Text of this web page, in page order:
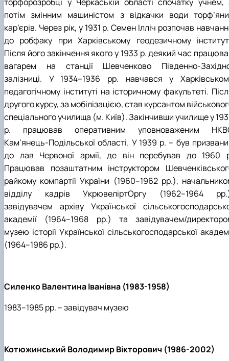
До Дня Державного Прапора України
(23.08.2025)
Ялинкові прикраси (25.12.2024)
1938 рік
1939 рік
1948 рік
1949 рік
1957 рік
1958 рік
1959 рік
1966 рік
1967 рік
1968 рік
1969 рік
1975 рік
1976 рік
1979 рік
1977 рік
торфорозробці у Черкаській області спочатку учнем,
потім змінним машиністом з відкачки води
кар’єрів. Через рік, у 1931 р. Семен Ілліч розпочав
до робфаку при Харківському геодезичному
Після його закінчення якого у 1933 р. деякий час
вагарем на станції Шевченково Південно-
залізниці. У 1934–1936 рр. навчався у
педагогічному інституті на історичному факультеті.
другого курсу, за мобілізацією, став курсантом
спеціального училища (м. Київ). Закінчивши училище у
р. працював оперативним уповноваженим
Кам’янець-Подільської області. У 1939 р. – був
до лав Червоної армії, де він перебував до 1960
Працював позаштатним інструктором
райкому компартії України (1960–1962 рр.),
відділу кадрів УкрювеліртОргу (1962–1964
завідувачем архіву Української
академії (1964–1968 рр.) та завідувачем/
музею історії Української сільськогосподарської
(1964–1986 рр.).
Силенко Валентина Іванівна (1983-1958)
1983–1985 рр. – завідувач музею
Котюжинський Володимир Вікторович (1986-2002)